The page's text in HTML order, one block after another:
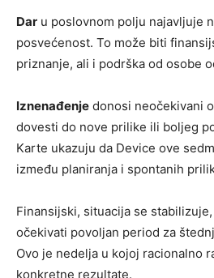
Dar u poslovnom polju najavljuje
posvećenost. To može biti
priznanje, ali i podrška od osobe
Iznenađenje donosi neočekivani
dovesti do nove prilike ili boljeg
Karte ukazuju da Device ove
između planiranja i spontanih
Finansijski, situacija se
očekivati povoljan period za
Ovo je nedelja u kojoj racionalno
konkretne rezultate.